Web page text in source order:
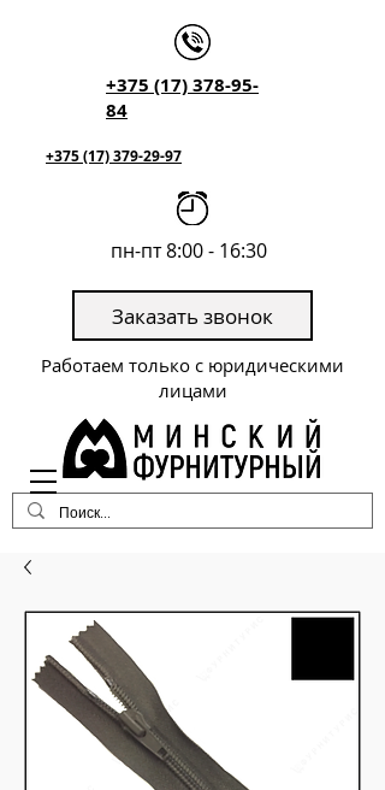
+375 (17) 378-95-
84
Заказать звонок
пн-пт 8:00 - 16:30
Работаем только с юридическими
лицами
+375 (17) 379-29-97